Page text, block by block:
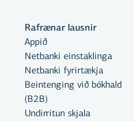
Með því að
samþykkir þú
Rafrænar lausnir
Appið
Netbanki einstaklinga
Netbanki fyrirtækja
Beintenging við bókhald
(B2B)
Undirritun skjala